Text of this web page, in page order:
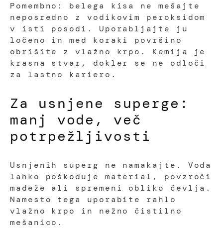
Pomembno: belega kisa ne mešajte
neposredno z vodikovim peroksidom
v isti posodi. Uporabljajte ju
ločeno in med koraki površino
obrišite z vlažno krpo. Kemija je
krasna stvar, dokler se ne odloči
za lastno kariero.
Za usnjene superge:
manj vode, več
potrpežljivosti
Usnjenih superg ne namakajte. Voda
lahko poškoduje material, povzroči
madeže ali spremeni obliko čevlja.
Namesto tega uporabite rahlo
vlažno krpo in nežno čistilno
mešanico.